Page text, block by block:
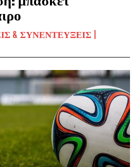
& ΣΥΝΕΝΤΕΎΞΕΙΣ